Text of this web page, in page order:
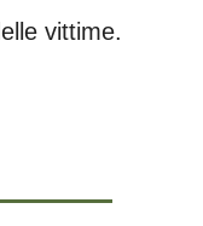
vittime.